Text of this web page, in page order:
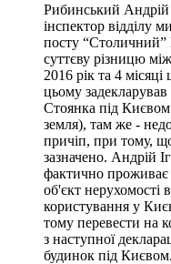
Рибинський
інспектор відділу
посту “Столичний”
суттєву різницю
2016 рік та 4
цьому
Стоянка під
земля), там же -
причіп, при тому,
зазначено. Андрій
фактично проживає
об'єкт нерухомості
користування у
тому перевести на
з наступної
будинок під Києвом.